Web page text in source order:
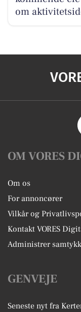
om
OM VORES
Om os
For annoncører
Vilkår og
Kontakt VORES
Administrer
GENVEJE
Seneste nyt fra